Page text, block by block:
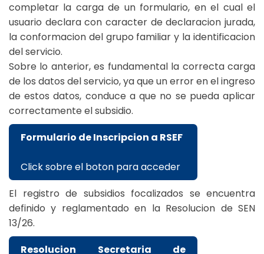
completar la carga de un formulario, en el cual el
usuario declara con caracter de declaracion jurada,
la conformacion del grupo familiar y la identificacion
del servicio.
Sobre lo anterior, es fundamental la correcta carga
de los datos del servicio, ya que un error en el ingreso
de estos datos, conduce a que no se pueda aplicar
correctamente el subsidio.
Formulario de Inscripcion a RSEF
Click sobre el boton para acceder
El registro de subsidios focalizados se encuentra
definido y reglamentado en la Resolucion de SEN
13/26.
Resolucion Secretaria de